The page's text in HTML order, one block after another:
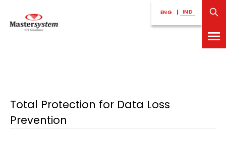
ENG | IND
Total Protection for Data Loss
Prevention